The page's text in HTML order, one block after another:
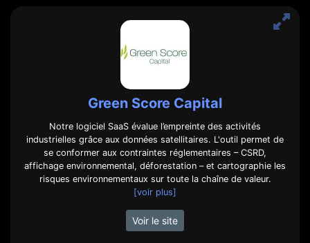
Green Score Capital
Notre logiciel SaaS évalue l’empreinte des activités
industrielles grâce aux données satellitaires. L'outil permet de
se conformer aux contraintes réglementaires – CSRD,
affichage environnemental, déforestation – et cartographie les
risques environnementaux sur toute la chaîne de valeur.
[voir plus]
Voir le site